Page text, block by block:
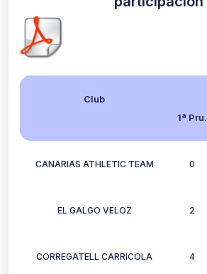
Club
1ª Pru.
CANARIAS ATHLETIC TEAM 0
EL GALGO VELOZ 2
CORREGATELL CARRICOLA 4